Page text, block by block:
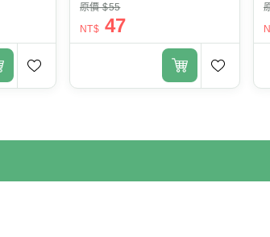
原價 $55
NT$ 47